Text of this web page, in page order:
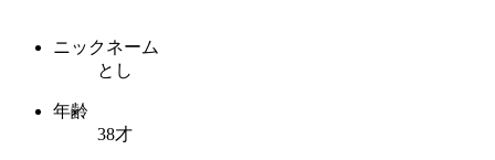
ニックネーム
とし
年齢
38才